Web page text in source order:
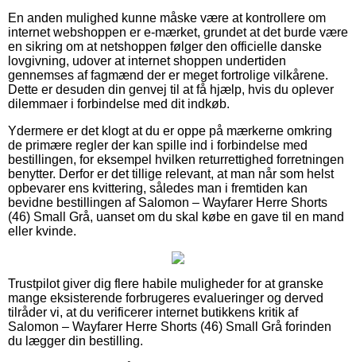
En anden mulighed kunne måske være at kontrollere om
internet webshoppen er e-mærket, grundet at det burde være
en sikring om at netshoppen følger den officielle danske
lovgivning, udover at internet shoppen undertiden
gennemses af fagmænd der er meget fortrolige vilkårene.
Dette er desuden din genvej til at få hjælp, hvis du oplever
dilemmaer i forbindelse med dit indkøb.
Ydermere er det klogt at du er oppe på mærkerne omkring
de primære regler der kan spille ind i forbindelse med
bestillingen, for eksempel hvilken returrettighed forretningen
benytter. Derfor er det tillige relevant, at man når som helst
opbevarer ens kvittering, således man i fremtiden kan
bevidne bestillingen af Salomon – Wayfarer Herre Shorts
(46) Small Grå, uanset om du skal købe en gave til en mand
eller kvinde.
Trustpilot giver dig flere habile muligheder for at granske
mange eksisterende forbrugeres evalueringer og derved
tilråder vi, at du verificerer internet butikkens kritik af
Salomon – Wayfarer Herre Shorts (46) Small Grå forinden
du lægger din bestilling.